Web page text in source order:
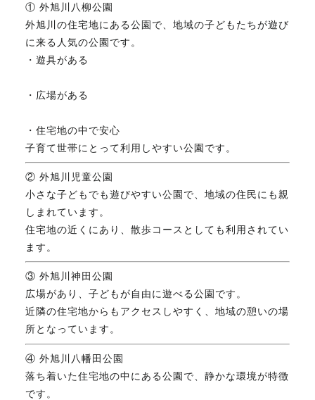
無料相談、お問い合わせはこちら
① 外旭川八柳公園
外旭川の住宅地にある公園で、地域の子どもたちが遊び
に来る人気の公園です。
・遊具がある
・広場がある
・住宅地の中で安心
子育て世帯にとって利用しやすい公園です。
② 外旭川児童公園
小さな子どもでも遊びやすい公園で、地域の住民にも親
しまれています。
住宅地の近くにあり、散歩コースとしても利用されてい
ます。
③ 外旭川神田公園
広場があり、子どもが自由に遊べる公園です。
近隣の住宅地からもアクセスしやすく、地域の憩いの場
所となっています。
④ 外旭川八幡田公園
落ち着いた住宅地の中にある公園で、静かな環境が特徴
です。